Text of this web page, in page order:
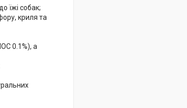
їжі собак;
криля та
0.1%), а